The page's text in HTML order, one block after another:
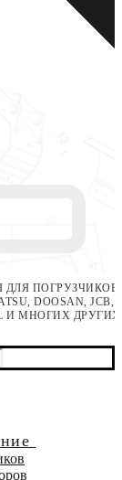
ПОГРУЗЧИКОВ
DOOSAN, JCB,
И МНОГИХ ДРУГИХ